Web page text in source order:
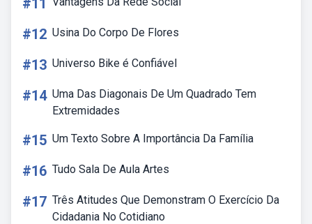
#11
#12 Usina Do Corpo De Flores
#13 Universo Bike é Confiável
#14 Uma Das Diagonais De Um Quadrado Tem
Extremidades
#15 Um Texto Sobre A Importância Da Família
#16 Tudo Sala De Aula Artes
#17 Três Atitudes Que Demonstram O Exercício Da
Cidadania No Cotidiano